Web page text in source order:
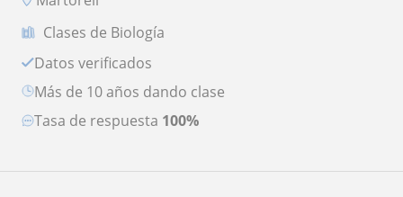
Clases de Biología
Datos verificados
más de 10 años dando clase
Tasa de respuesta 100%